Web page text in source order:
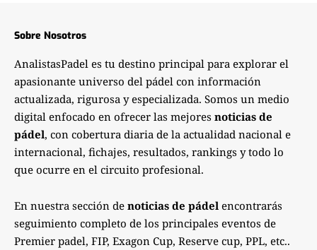
Sobre Nosotros
AnalistasPadel es tu destino principal para explorar el
apasionante universo del pádel con información
actualizada, rigurosa y especializada. Somos un medio
digital enfocado en ofrecer las mejores noticias de
pádel, con cobertura diaria de la actualidad nacional e
internacional, fichajes, resultados, rankings y todo lo
que ocurre en el circuito profesional.
En nuestra sección de noticias de pádel encontrarás
seguimiento completo de los principales eventos de
Premier padel, FIP, Exagon Cup, Reserve cup, PPL, etc..